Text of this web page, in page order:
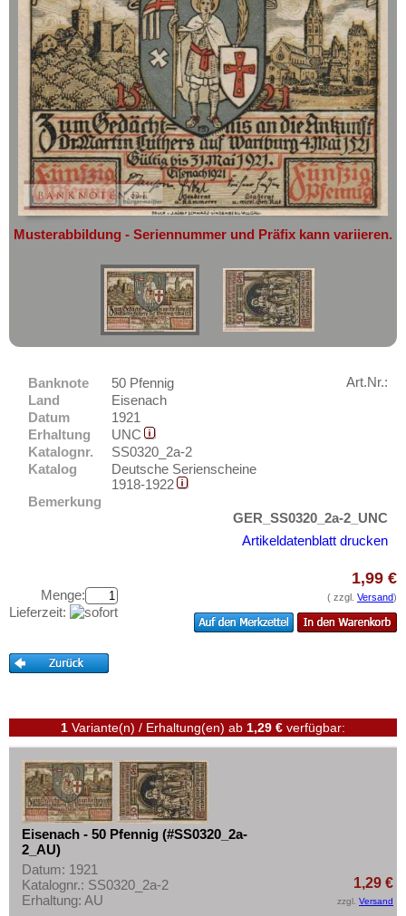
geht oder beschädigt wird.
Absolute Zuverlässigkeit:sowohl in
puncto Service als auch in der Qualität
unserer Banknoten
Möchten Sie Banknoten
verkaufen?
Dann sind Sie bei uns genau richtig
Senden Sie uns einfach ein
Übersichtsbild Ihrer Banknoten an
info@banknoten.de.
Weitere Informationen zum Ankauf
finden Siehier.
Ehrenfriedersdorf
Eichrodt-Wutha
Eilenburg
Einswarden
Eisbergen
Eisenach
Eisenberg
Eisfeld
Elberfeld
Elgersburg
Elmshorn
Emmendingen
Emmerich
Ems, Bad
Ennigerloh
Erbach im Odenwald
Eschwege
Esens
Esingen
Essen
Ettal
Ettenheim
Eutin
Orte mit F...
Orte mit G...
Orte mit H...
Orte mit I...
Australien & Ozeanien
Sets
Testbanknoten
Banknotenbriefe
Kataloge
Aufbewahrung
Kontakt
Preislisten
Erhaltungsgrade
Gratisbanknoten
FAQ
Mehr über...
Zahlungsbedingungen
Privatsphäre und Datenschutz
Widerrufsbelehrung
Musterabbildung - Seriennummer und Präfix kann variieren.
Banknote
50 Pfennig
Land
Eisenach
Datum
1921
Erhaltung
UNC
Katalognr.
SS0320_2a-2
Katalog
Deutsche Serienscheine
1918-1922
Bemerkung
Art.Nr.:
GER_SS0320_2a-2_UNC
Artikeldatenblatt drucken
Menge:
Lieferzeit:
1,99 €
( zzgl. Versand)
1 Variante(n) / Erhaltung(en) ab 1,29 € verfügbar:
Eisenach - 50 Pfennig (#SS0320_2a-
2_AU)
Datum: 1921
Katalognr.: SS0320_2a-2
Erhaltung: AU
1,29 €
zzgl. Versand